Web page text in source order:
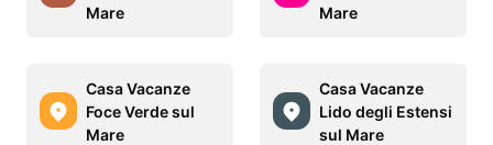
Mare
Mare
Casa Vacanze
Foce Verde sul
Mare
Casa Vacanze
Lido degli Estensi
sul Mare